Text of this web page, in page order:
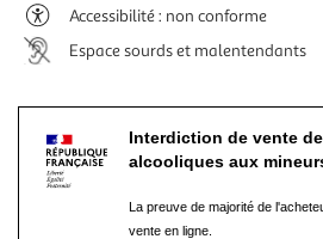
Accessibilité : non conforme
Espace sourds et malentendants
Interdiction de vente
alcooliques aux
La preuve de majorité de
vente en ligne.